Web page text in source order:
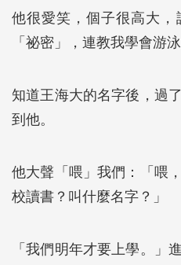
他很愛笑，個子很高大
「祕密」，連教我學會游
知道王海大的名字後，過
到他。
他大聲「喂」我們：「喂
校讀書？叫什麼名字？」
「我們明年才要上學。」